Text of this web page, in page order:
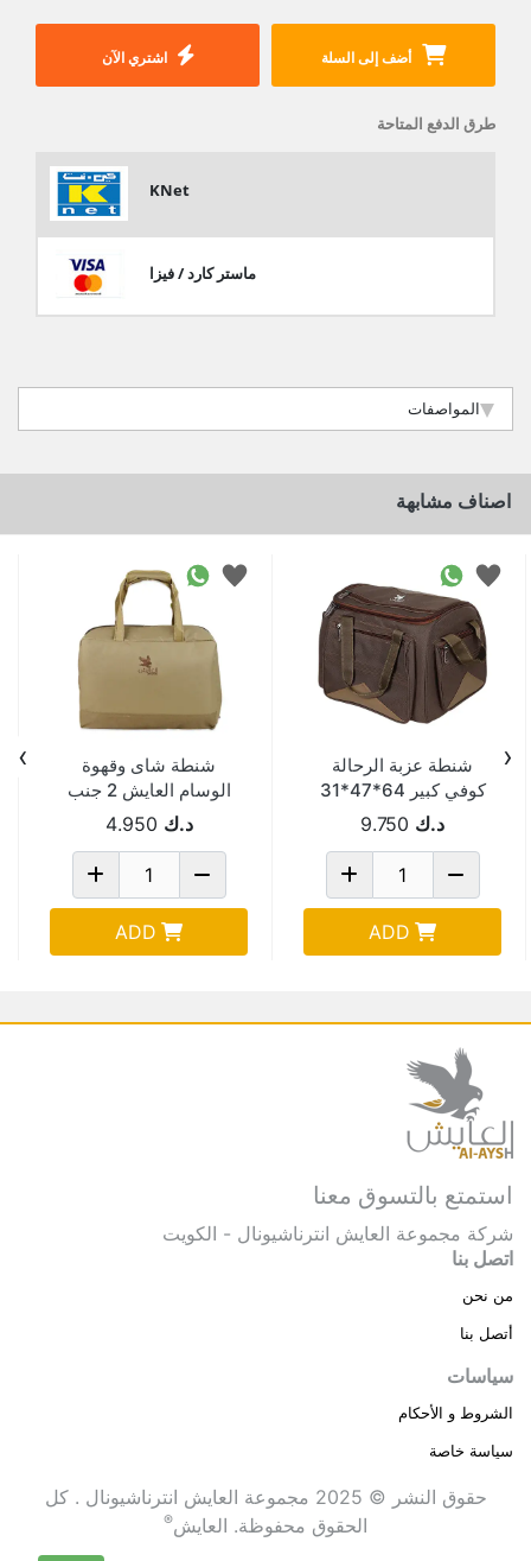
أضف إلى السلة اشتري الآن
طرق الدفع المتاحة
KNet
ماستر كارد / فيزا
المواصفات
اصناف مشابهة
شنطة عزبة الرحالة
كوفي كبير 64*47*31
سم 1023C
د.ك 9.750
ADD
شنطة شاى وقهوة
الوسام العايش 2 جنب
AF 1016د.ك 4.950
ADD
‹
›
استمتع بالتسوق معنا
شركة مجموعة العايش انترناشيونال - الكويت
اتصل بنا
من نحن
أتصل بنا
سياسات
الشروط و الأحكام
سياسة خاصة
حقوق النشر © 2025 مجموعة العايش انترناشيونال . كل
الحقوق محفوظة. العايش®